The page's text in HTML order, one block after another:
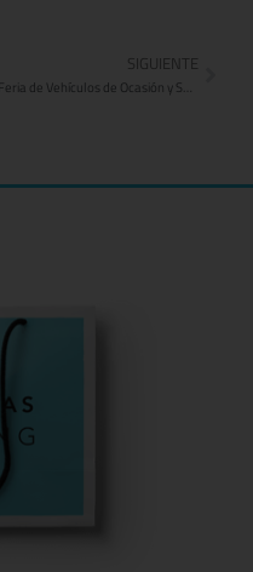
SIGUIENTE